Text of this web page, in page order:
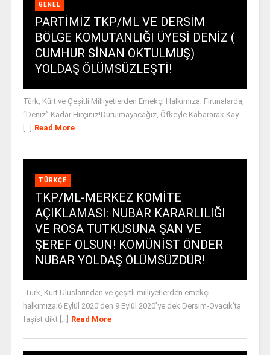
GENEL
PARTİMİZ TKP/ML VE DERSİM
BÖLGE KOMUTANLIĞI ÜYESİ DENİZ (
CUMHUR SİNAN OKTULMUŞ)
YOLDAŞ ÖLÜMSÜZLEŞTİ!
Türk, Kürt ve Çeşitli Milliyetlerden Emekçi Halkımıza; Fırtınalarda,
“Deniz” Kadar Hırçınız!Durulmayacağız, Öfkeyle Kabararak Kay
Read More
TÜRKÇE
TKP/ML-MERKEZ KOMİTE
AÇIKLAMASI: NUBAR KARARLILIĞI
VE ROSA TUTKUSUNA ŞAN VE
ŞEREF OLSUN! KOMÜNİST ÖNDER
NUBAR YOLDAŞ ÖLÜMSÜZDÜR!
Türk, Kürt Uluslarından ve çeşitli milliyetlerden emekçi
halkımıza;6 Eylül 2020’den 9 Eylül 2020’ye dek Dersim-Ovacık’ta
faşist dikt [...]
Read More